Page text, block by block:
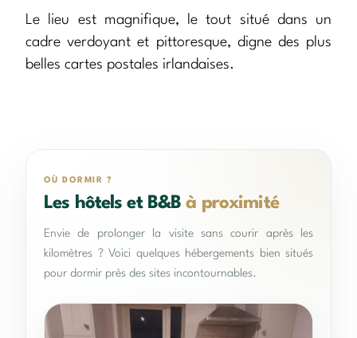
Le lieu est magnifique, le tout situé dans un
cadre verdoyant et pittoresque, digne des plus
belles cartes postales irlandaises.
OÙ DORMIR ?
Les hôtels et B&Bà proximité
Envie de prolonger la visite sans courir après les
kilomètres ? Voici quelques hébergements bien situés
pour dormir près des sites incontournables.